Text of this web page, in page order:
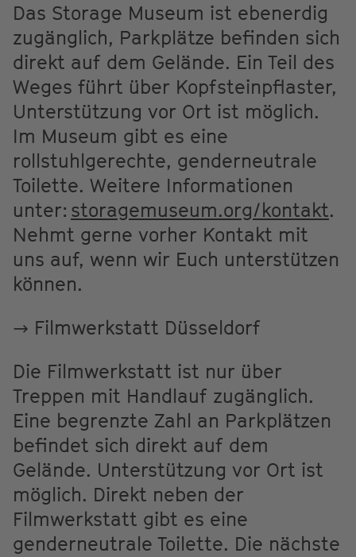
Das Storage Museum ist ebenerdig
zugänglich, Parkplätze befinden sich
direkt auf dem Gelände. Ein Teil des
Weges führt über Kopfsteinpflaster,
Unterstützung vor Ort ist möglich.
Im Museum gibt es eine
rollstuhlgerechte, genderneutrale
Toilette. Weitere Informationen
unter: storagemuseum.org/kontakt.
Nehmt gerne vorher Kontakt mit
uns auf, wenn wir Euch unterstützen
können.
→ Filmwerkstatt Düsseldorf
Die Filmwerkstatt ist nur über
Treppen mit Handlauf zugänglich.
Eine begrenzte Zahl an Parkplätzen
befindet sich direkt auf dem
Gelände. Unterstützung vor Ort ist
möglich. Direkt neben der
Filmwerkstatt gibt es eine
genderneutrale Toilette. Die nächste